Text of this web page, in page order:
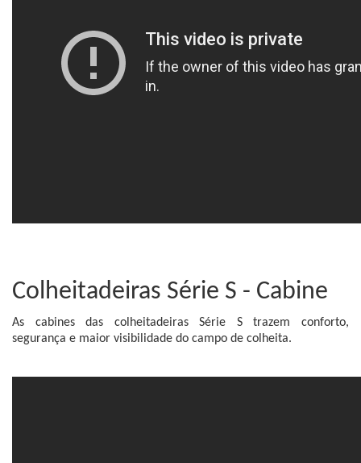
Colheitadeiras Série S - Cabine
As cabines das colheitadeiras Série S trazem conforto,
segurança e maior visibilidade do campo de colheita.